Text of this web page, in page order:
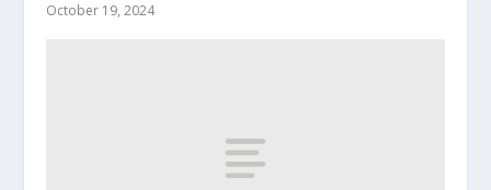
October 19, 2024